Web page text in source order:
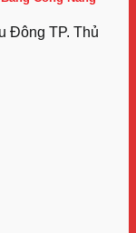
Đông TP. Thủ